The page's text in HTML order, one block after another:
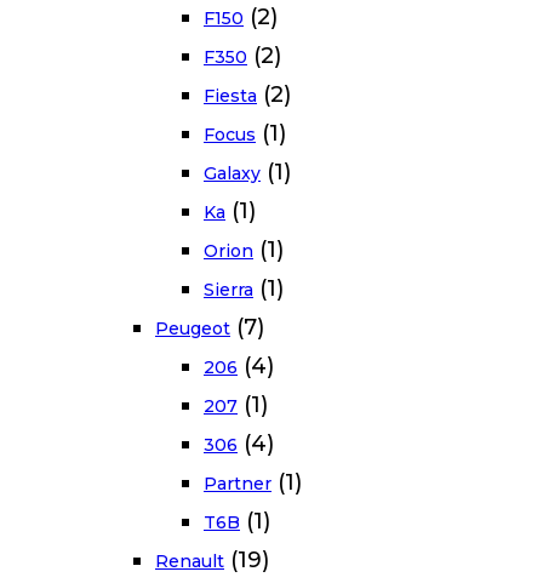
F150 (2)
F350 (2)
Fiesta (2)
Focus (1)
Galaxy (1)
Ka (1)
Orion (1)
Sierra (1)
Peugeot (7)
206 (4)
207 (1)
306 (4)
Partner (1)
T6B (1)
Renault (19)